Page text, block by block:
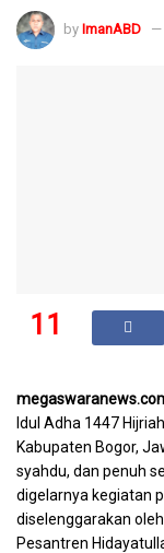
by ImanABD
11
Idul Adha 1447
Kabupaten Bogor,
syahdu, dan penuh
digelarnya kegiatan
diselenggarakan
Pesantren